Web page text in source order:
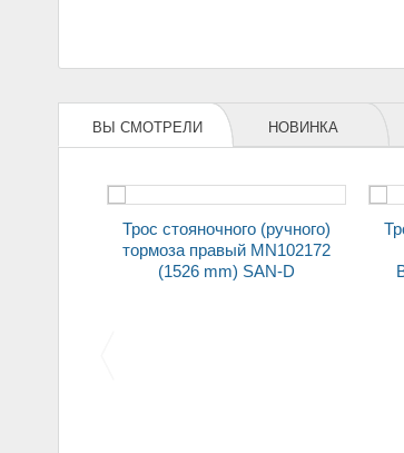
ВЫ СМОТРЕЛИ НОВИНКА
правый MN102172
Трос стояночного (ручного)
тормоза правый
BP4K44410G (1878 mm)